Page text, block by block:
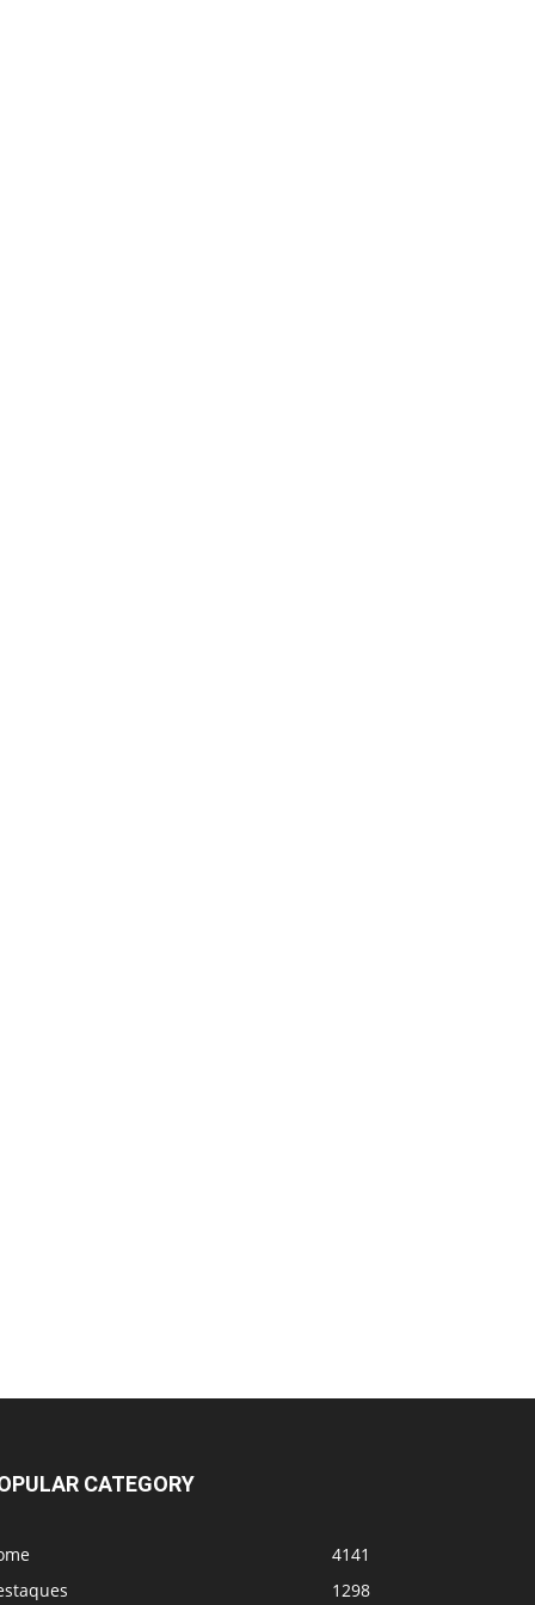
CATEGORY
4141
1298